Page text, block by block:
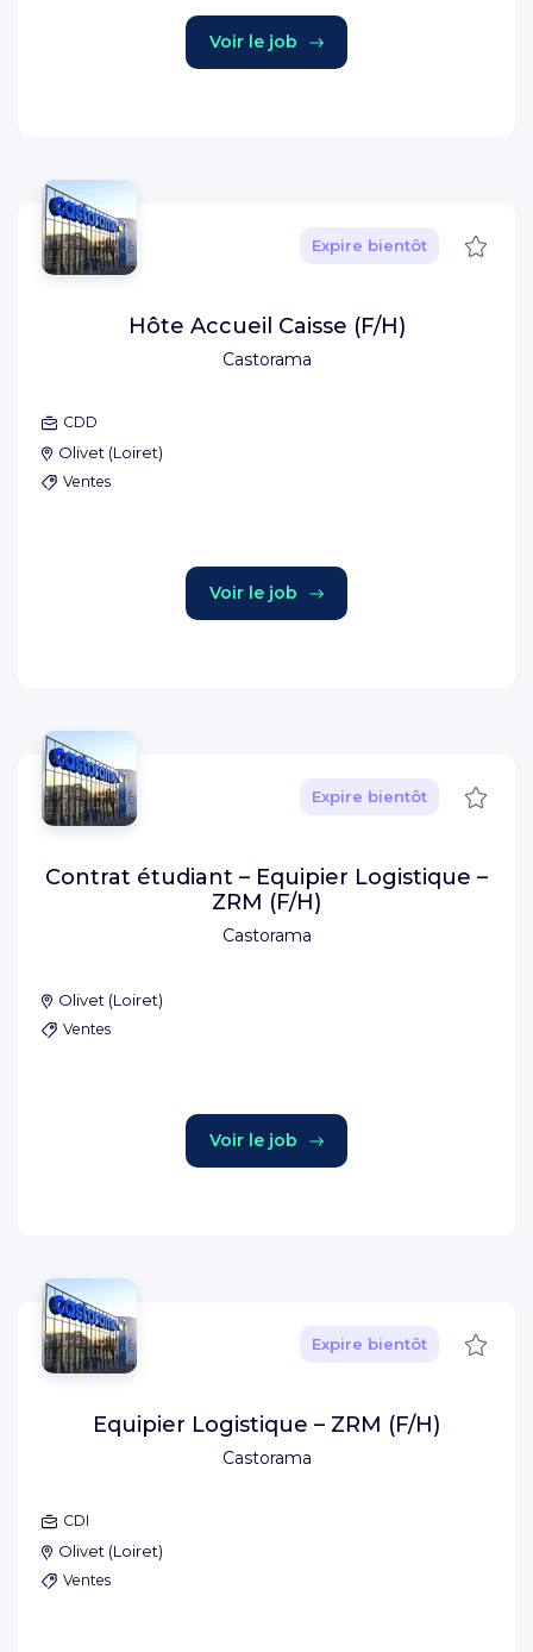
Voir le job
Castorama
Expire bientôt
Hôte Accueil Caisse (F/H)
CDD
Olivet (Loiret)
Ventes
Voir le job
Castorama
Expire bientôt
Contrat étudiant – Equipier Logistique –
ZRM (F/H)
Olivet (Loiret)
Ventes
Voir le job
Castorama
Expire bientôt
Equipier Logistique – ZRM (F/H)
CDI
Olivet (Loiret)
Ventes